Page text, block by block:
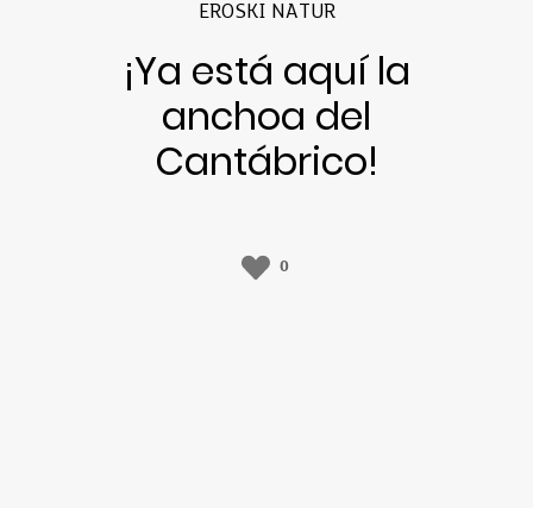
EROSKI NATUR
¡Ya está aquí la
anchoa del
Cantábrico!
0